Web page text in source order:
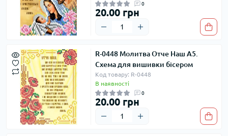
0
20.00 грн
R-0448 Молитва Отче Наш А5.
Схема для вишивки бісером
Код товару: R-0448
В наявності
0
20.00 грн